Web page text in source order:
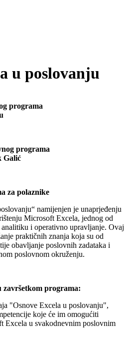
u poslovanju
programa
programa
Galić
za polaznike
namijenjen je unaprjeđenju
Microsoft Excela, jednog od
i operativno upravljanje. Ovaj
praktičnih znanja koja su od
obavljanje poslovnih zadataka i
poslovnom okruženju.
završetkom programa:
"Osnove Excela u poslovanju",
koje će im omogućiti
Excela u svakodnevnim poslovnim